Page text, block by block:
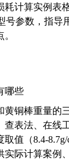
耗计算实例表
号参数，指导
哪些
黄铜棒重量的
表法、在线
值（8.4-8.7g/
实际计算案例